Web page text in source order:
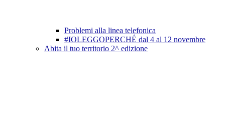
Problemi alla linea telefonica
#IOLEGGOPERCHÉ dal 4 al 12 novembre
Abita il tuo territorio 2^ edizione